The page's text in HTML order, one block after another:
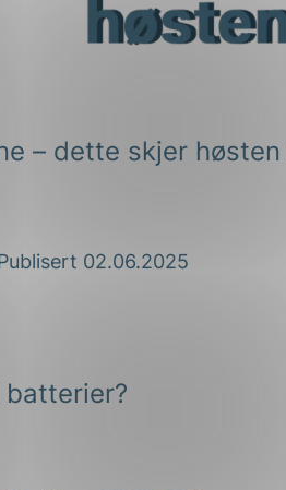
Forsvar og beredskap
Maritime
Samferdsel
– dette skjer
02.06.2025
batterier?